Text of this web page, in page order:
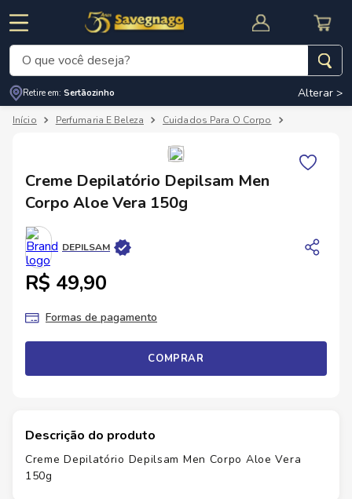
CUPOM DE DESCONTO
O que você deseja?
Retire em: Sertãozinho Alterar >
Perfumaria E Beleza Cuidados Para O Corpo
Creme Depilatório Depilsam Men
Corpo Aloe Vera 150g
DEPILSAM
R$ 49,90
Formas de pagamento
COMPRAR
Descrição do produto
Creme Depilatório Depilsam Men Corpo Aloe Vera
150g
Termos mais buscados
3º
cerveja
carne
5º arroz